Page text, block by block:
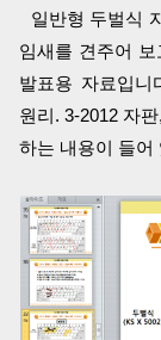
일반형 두벌식
임새를 견주어
발표용 자료입니
원리. 3-2012 자
하는 내용이 들어